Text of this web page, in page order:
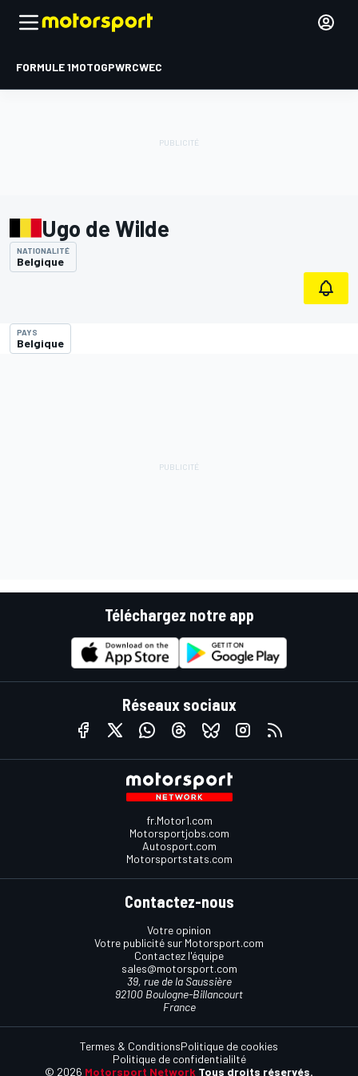
FORMULE 1MOTOGPWRCWEC
Ugo de Wilde
NATIONALITÉ
Belgique
PAYS
Belgique
Téléchargez notre app
Réseaux sociaux
fr.Motor1.com
Motorsportjobs.com
Autosport.com
Motorsportstats.com
Contactez-nous
Votre opinion
Votre publicité sur Motorsport.com
Contactez l'équipe
sales@motorsport.com
39, rue de la Saussière
92100 Boulogne-Billancourt
France
© 2026 Motorsport Network Tous droits réservés.
Termes & ConditionsPolitique de cookies
Politique de confidentialilté